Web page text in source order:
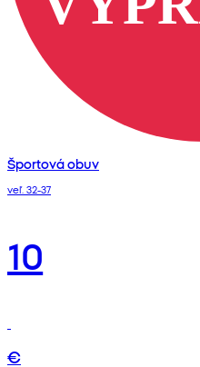
Športová obuv
veľ. 32-37
10
€